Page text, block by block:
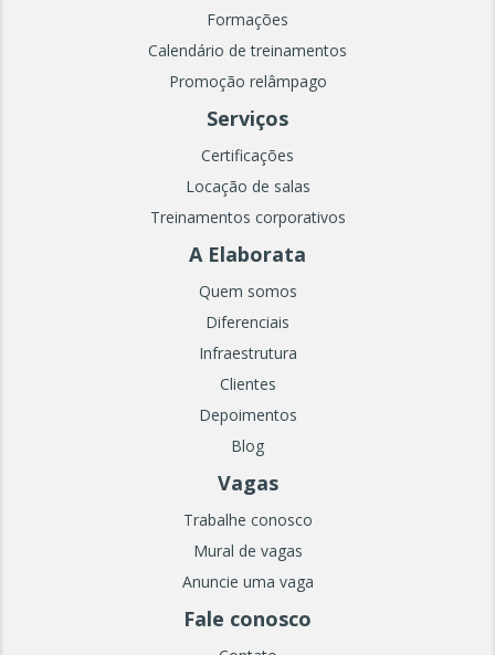
Formações
Calendário de treinamentos
Promoção relâmpago
Serviços
Certificações
Locação de salas
Treinamentos corporativos
A Elaborata
Quem somos
Diferenciais
Infraestrutura
Clientes
Depoimentos
Blog
Vagas
Trabalhe conosco
Mural de vagas
Anuncie uma vaga
Fale conosco